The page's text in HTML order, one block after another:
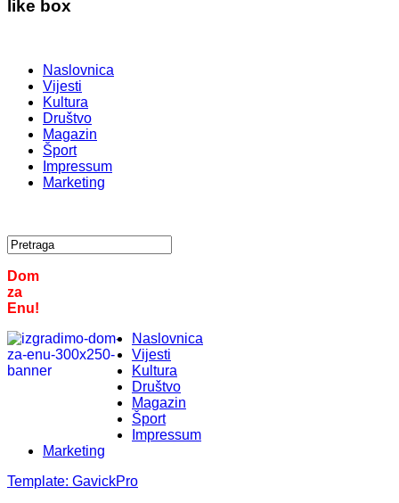
like box
Naslovnica
Vijesti
Kultura
Društvo
Magazin
Šport
Impressum
Marketing
Dom
za
Enu!
Naslovnica
Vijesti
Kultura
Društvo
Magazin
Šport
Impressum
Marketing
Template: GavickPro